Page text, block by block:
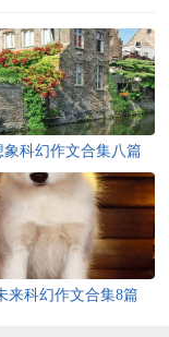
象科幻作文合集八篇
来科幻作文合集8篇